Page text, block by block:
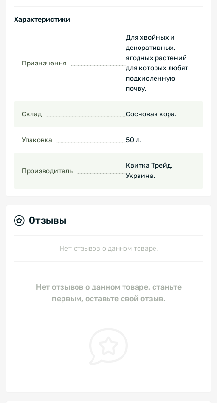
Характеристики
Призначення
Для хвойных и
декоративных,
ягодных растений
для которых любят
подкисленную
почву.
Склад Сосновая кора.
Упаковка 50 л.
Производитель
Квитка Трейд.
Украина.
Отзывы
Нет отзывов о данном товаре.
Нет отзывов о данном товаре, станьте
первым, оставьте свой отзыв.